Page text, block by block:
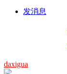
发消息
daxigua